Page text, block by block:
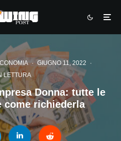
· GIUGNO 11, 2022
·
LETTURA
Donna: tutte le
come richiederla